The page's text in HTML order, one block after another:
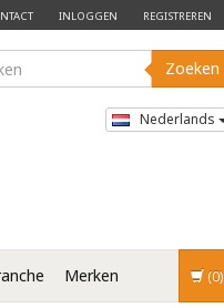
INLOGGEN REGISTREREN
Zoeken
Nederlands
Merken (0)